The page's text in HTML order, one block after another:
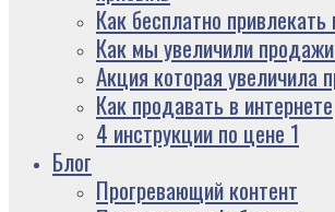
Как бесплатно привлекать
Как мы увеличили
Акция которая увеличила
Как продавать в интернете
4 инструкции по цене 1
Блог
Прогревающий контент